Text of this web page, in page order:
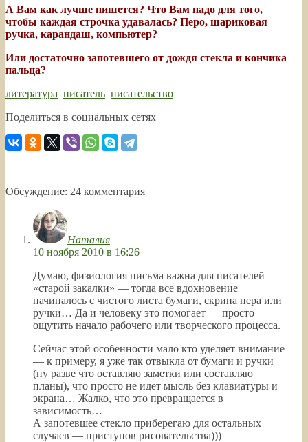
А Вам как лучше пишется? Что Вам надо для того,
чтобы каждая строчка удавалась? Перо, шариковая
ручка, карандаш, компьютер?
Или достаточно запотевшего от дождя стекла и кончика
пальца?
литература писатель писательство
Поделиться в социальных сетях
Обсуждение: 24 комментария
Наталия
10 ноября 2010 в 16:26
Думаю, физиология письма важна для писателей
«старой закалки» — тогда все вдохновение
начиналось с чистого листа бумаги, скрипа пера или
ручки… Да и человеку это помогает — просто
ощутить начало рабочего или творческого процесса.
Сейчас этой особенности мало кто уделяет внимание
— к примеру, я уже так отвыкла от бумаги и ручки
(ну разве что оставляю заметки или составляю
планы), что просто не идет мысль без клавиатуры и
экрана… Жалко, что это превращается в
зависимость…
А запотевшее стекло приберегаю для остальных
случаев — приступов рисовательства)))